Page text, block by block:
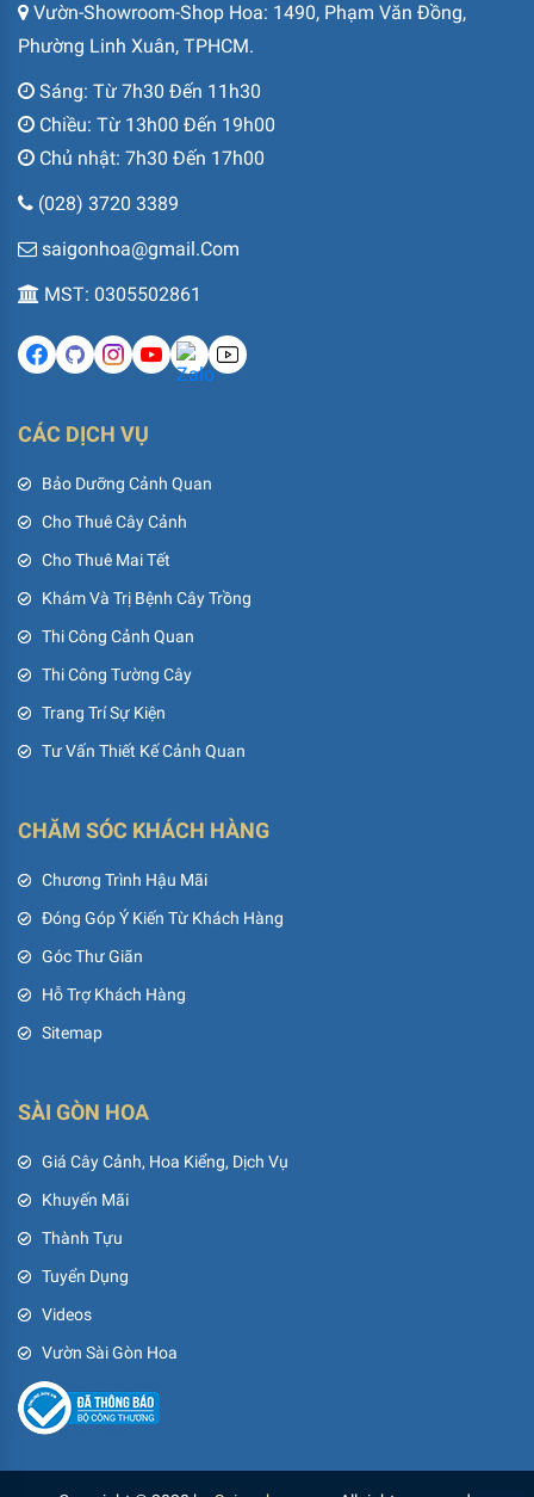
Vườn-Showroom-Shop Hoa: 1490, Phạm Văn Đồng,
Phường Linh Xuân, TPHCM.
Sáng: Từ 7h30 Đến 11h30
Chiều: Từ 13h00 Đến 19h00
Chủ nhật: 7h30 Đến 17h00
(028) 3720 3389
saigonhoa@gmail.Com
MST: 0305502861
CÁC DỊCH VỤ
Bảo Dưỡng Cảnh Quan
Cho Thuê Cây Cảnh
Cho Thuê Mai Tết
Khám Và Trị Bệnh Cây Trồng
Thi Công Cảnh Quan
Thi Công Tường Cây
Trang Trí Sự Kiện
Tư Vấn Thiết Kế Cảnh Quan
CHĂM SÓC KHÁCH HÀNG
Chương Trình Hậu Mãi
Đóng Góp Ý Kiến Từ Khách Hàng
Góc Thư Giãn
Hỗ Trợ Khách Hàng
Sitemap
SÀI GÒN HOA
Giá Cây Cảnh, Hoa Kiểng, Dịch Vụ
Khuyến Mãi
Thành Tựu
Tuyển Dụng
Videos
Vườn Sài Gòn Hoa